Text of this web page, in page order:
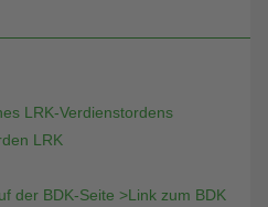
LRK-Verdienstordens
LRK
der BDK-Seite >Link zum BDK